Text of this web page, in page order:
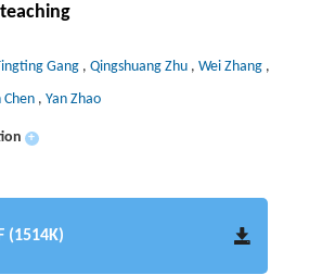
Gang , Qingshuang Zhu , Wei Zhang ,
Chen , Yan Zhao
+
(1514K)